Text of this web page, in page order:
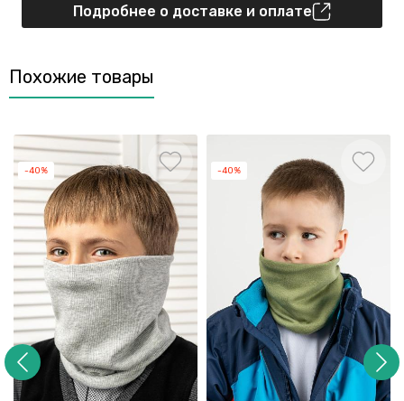
Подробнее о доставке и оплате
Похожие товары
-40% -40%